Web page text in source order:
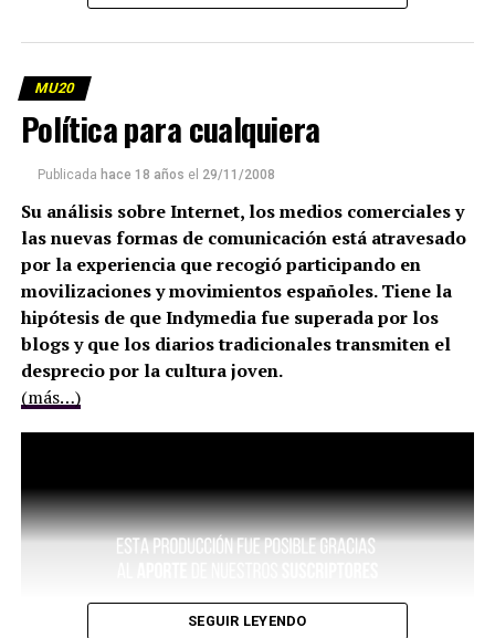
MU20
Política para cualquiera
Publicada hace 18 años el 29/11/2008
Su análisis sobre Internet, los medios comerciales y
las nuevas formas de comunicación está atravesado
por la experiencia que recogió participando en
movilizaciones y movimientos españoles. Tiene la
hipótesis de que Indymedia fue superada por los
blogs y que los diarios tradicionales transmiten el
desprecio por la cultura joven.
(más…)
SEGUIR LEYENDO